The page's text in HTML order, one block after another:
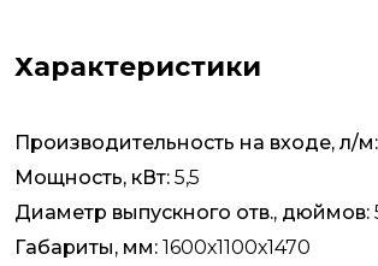
Характеристики
Производительность на входе, л/м:
Мощность, кВт: 5,5
Диаметр выпускного отв., дюймов:
Габариты, мм: 1600х1100х1470